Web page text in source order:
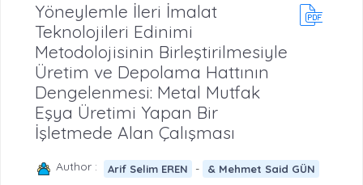
Yöneylemle İleri İmalat
Teknolojileri Edinimi
Metodolojisinin Birleştirilmesiyle
Üretim ve Depolama Hattının
Dengelenmesi: Metal Mutfak
Eşya Üretimi Yapan Bir
İşletmede Alan Çalışması
Author : Arif Selim EREN - & Mehmet Said GÜN